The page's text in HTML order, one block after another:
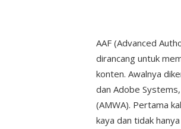
AAF (Advanced
dirancang untuk
konten. Awalnya
dan Adobe
(AMWA). Pertama
kaya dan tidak